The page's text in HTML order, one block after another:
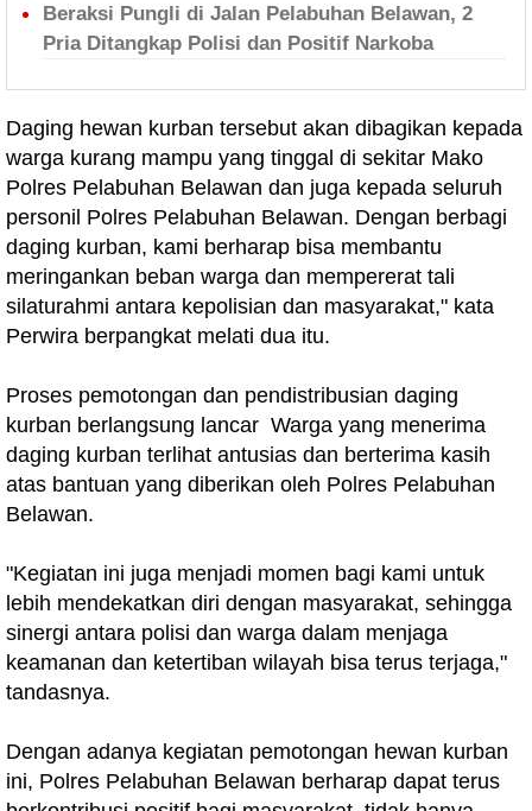
Beraksi Pungli di Jalan Pelabuhan Belawan, 2
Pria Ditangkap Polisi dan Positif Narkoba
Daging hewan kurban tersebut akan dibagikan kepada
warga kurang mampu yang tinggal di sekitar Mako
Polres Pelabuhan Belawan dan juga kepada seluruh
personil Polres Pelabuhan Belawan. Dengan berbagi
daging kurban, kami berharap bisa membantu
meringankan beban warga dan mempererat tali
silaturahmi antara kepolisian dan masyarakat," kata
Perwira berpangkat melati dua itu.
Proses pemotongan dan pendistribusian daging
kurban berlangsung lancar Warga yang menerima
daging kurban terlihat antusias dan berterima kasih
atas bantuan yang diberikan oleh Polres Pelabuhan
Belawan.
"Kegiatan ini juga menjadi momen bagi kami untuk
lebih mendekatkan diri dengan masyarakat, sehingga
sinergi antara polisi dan warga dalam menjaga
keamanan dan ketertiban wilayah bisa terus terjaga,"
tandasnya.
Dengan adanya kegiatan pemotongan hewan kurban
ini, Polres Pelabuhan Belawan berharap dapat terus